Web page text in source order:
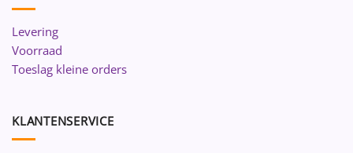
Levering
Voorraad
Toeslag kleine orders
KLANTENSERVICE